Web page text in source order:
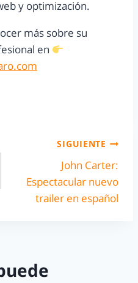
y optimización.
más sobre su
en
SIGUIENTE
John Carter:
Espectacular nuevo
trailer en español